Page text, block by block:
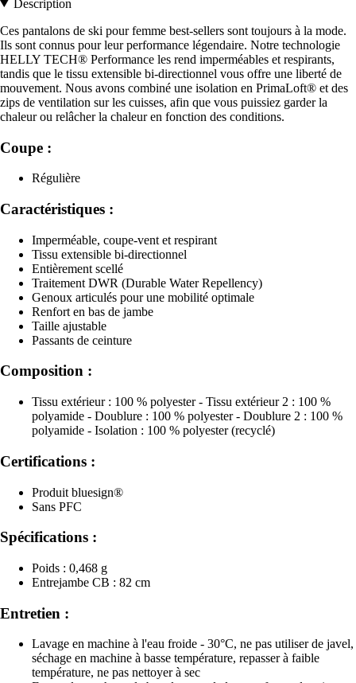
Description
Ces pantalons de ski pour femme best-sellers sont toujours à la mode.
Ils sont connus pour leur performance légendaire. Notre technologie
HELLY TECH® Performance les rend imperméables et respirants,
tandis que le tissu extensible bi-directionnel vous offre une liberté de
mouvement. Nous avons combiné une isolation en PrimaLoft® et des
zips de ventilation sur les cuisses, afin que vous puissiez garder la
chaleur ou relâcher la chaleur en fonction des conditions.
Coupe :
Régulière
Caractéristiques :
Imperméable, coupe-vent et respirant
Tissu extensible bi-directionnel
Entièrement scellé
Traitement DWR (Durable Water Repellency)
Genoux articulés pour une mobilité optimale
Renfort en bas de jambe
Taille ajustable
Passants de ceinture
Composition :
Tissu extérieur : 100 % polyester - Tissu extérieur 2 : 100 %
polyamide - Doublure : 100 % polyester - Doublure 2 : 100 %
polyamide - Isolation : 100 % polyester (recyclé)
Certifications :
Produit bluesign®
Sans PFC
Spécifications :
Poids : 0,468 g
Entrejambe CB : 82 cm
Entretien :
Lavage en machine à l'eau froide - 30°C, ne pas utiliser de javel,
séchage en machine à basse température, repasser à faible
température, ne pas nettoyer à sec